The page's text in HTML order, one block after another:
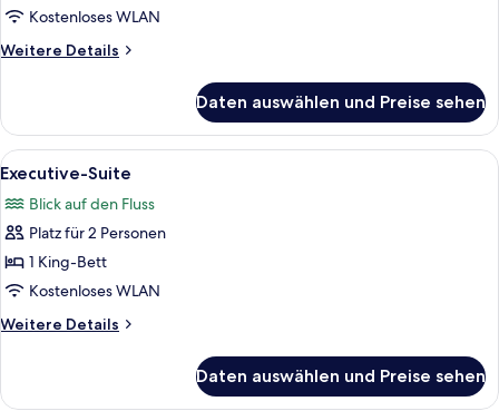
Kostenloses WLAN
Weitere Details
Weitere
Zweibettzimmer
Daten auswählen und Preise sehen
Alle
Fotos
für
Executive-
Suite
anzeigen
Ein Hotelzimmer mit Bett, Sofa,
8
Executive-Suite
Blick auf den Fluss
Platz für 2 Personen
1 King-Bett
Kostenloses WLAN
Weitere Details
Weitere
Suite
Daten auswählen und Preise sehen